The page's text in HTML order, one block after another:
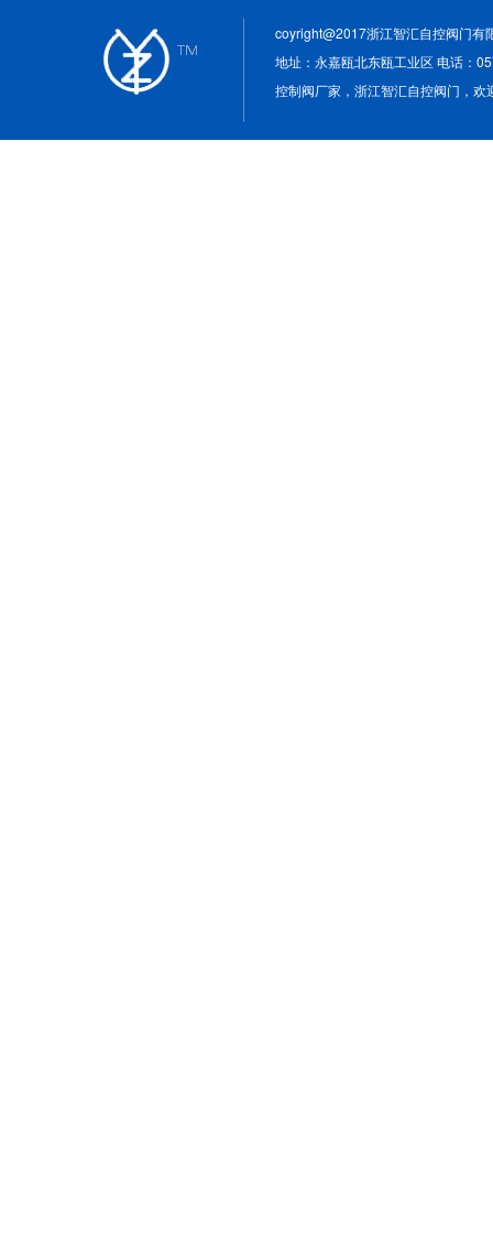
coyright@2017浙江智汇自控阀门有
地址：永嘉瓯北东瓯工业区 电话：
控制阀厂家，浙江智汇自控阀门，欢